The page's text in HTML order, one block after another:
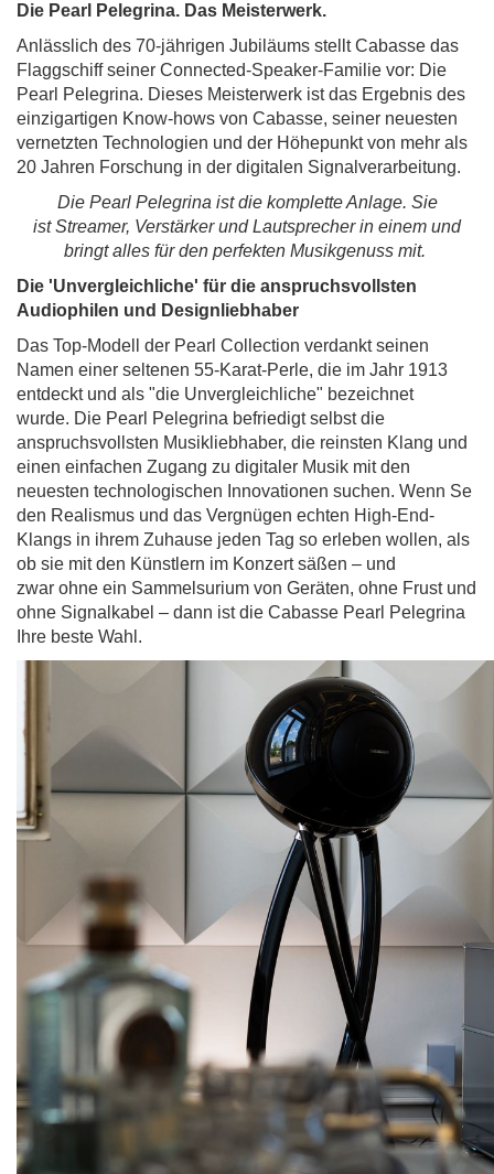
Die Pearl Pelegrina. Das Meisterwerk.
Anlässlich des 70-jährigen Jubiläums stellt Cabasse das
Flaggschiff seiner Connected-Speaker-Familie vor: Die
Pearl Pelegrina. Dieses Meisterwerk ist das Ergebnis des
einzigartigen Know-hows von Cabasse, seiner neuesten
vernetzten Technologien und der Höhepunkt von mehr als
20 Jahren Forschung in der digitalen Signalverarbeitung.
Die Pearl Pelegrina ist die komplette Anlage. Sie
istStreamer, Verstärker und Lautsprecher in einem und
bringt alles für den perfekten Musikgenuss mit.
Die 'Unvergleichliche' für die anspruchsvollsten
Audiophilen und Designliebhaber
Das Top-Modell der Pearl Collection verdankt seinen
Namen einer seltenen 55-Karat-Perle, die im Jahr 1913
entdeckt und als "die Unvergleichliche" bezeichnet
wurde. Die Pearl Pelegrina befriedigt selbst die
anspruchsvollsten Musikliebhaber, die reinsten Klang und
einen einfachen Zugang zu digitaler Musik mit den
neuesten technologischen Innovationen suchen. Wenn Se
den Realismus und das Vergnügen echten High-End-
Klangs in ihrem Zuhause jeden Tag so erleben wollen, als
ob sie mit den Künstlern im Konzert säßen – und
zwar ohne ein Sammelsurium von Geräten, ohne Frust und
ohne Signalkabel – dann ist die Cabasse Pearl Pelegrina
Ihre beste Wahl.